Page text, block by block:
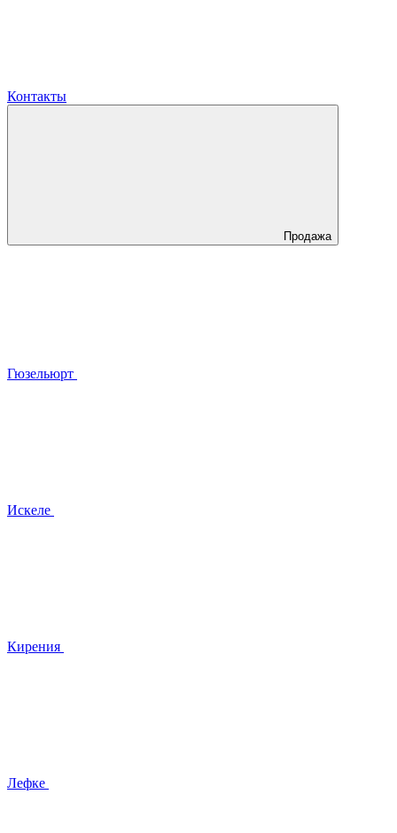
Контакты
Продажа
Гюзельюрт
Искеле
Кирения
Лефке